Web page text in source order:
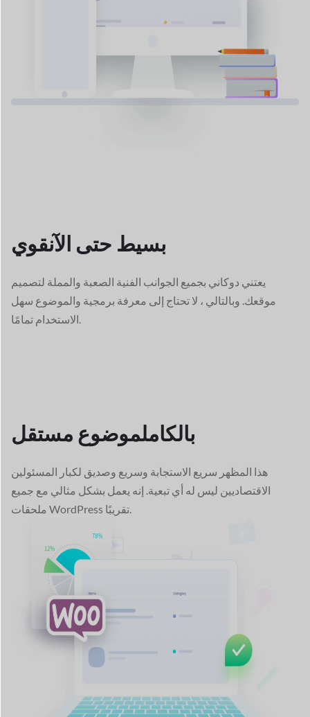
بسيط حتى الآنقوي
يعتني دوكاني بجميع الجوانب الفنية الصعبة والمملة لتصميم
موقعك. وبالتالي ، لا تحتاج إلى معرفة برمجية والموضوع سهل
بالكاملموضوع مستقل
هذا المظهر سريع الاستجابة وسريع وصديق لكبار المسئولين
الاقتصاديين ليس له أي تبعية. إنه يعمل بشكل مثالي مع جميع